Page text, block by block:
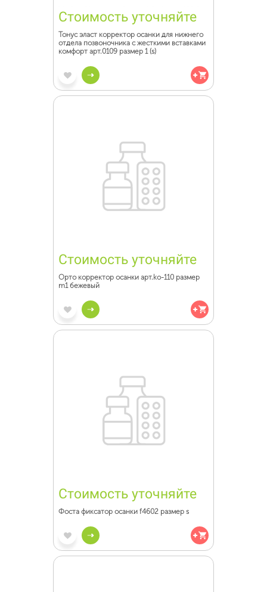
Стоимость уточняйте
Тонус эласт корректор осанки для нижнего
отдела позвоночника с жесткими вставками
комфорт арт.0109 размер 1 (s)
Стоимость уточняйте
Орто корректор осанки арт.ko-110 размер
m1 бежевый
Стоимость уточняйте
Фоста фиксатор осанки f4602 размер s